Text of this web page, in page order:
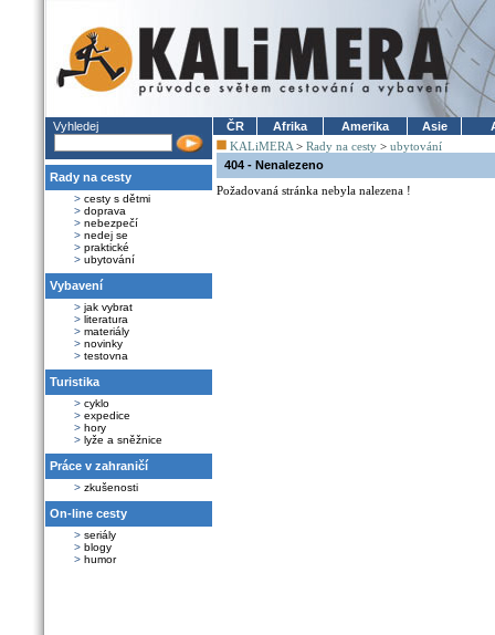
Vyhledej
Rady na cesty
> cesty s dětmi
> doprava
> nebezpečí
> nedej se
> praktické
> ubytování
Vybavení
> jak vybrat
> literatura
> materiály
> novinky
> testovna
Turistika
> cyklo
> expedice
> hory
> lyže a sněžnice
Práce v zahraničí
> zkušenosti
On-line cesty
> seriály
> blogy
> humor
ČR Afrika Amerika Asie
KALiMERA > Rady na cesty > ubytování
404 - Nenalezeno
Požadovaná stránka nebyla nalezena !